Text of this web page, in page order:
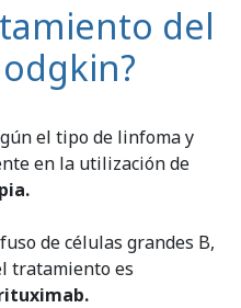
del
el tipo de linfoma y
en la utilización de
de células grandes B,
tratamiento es